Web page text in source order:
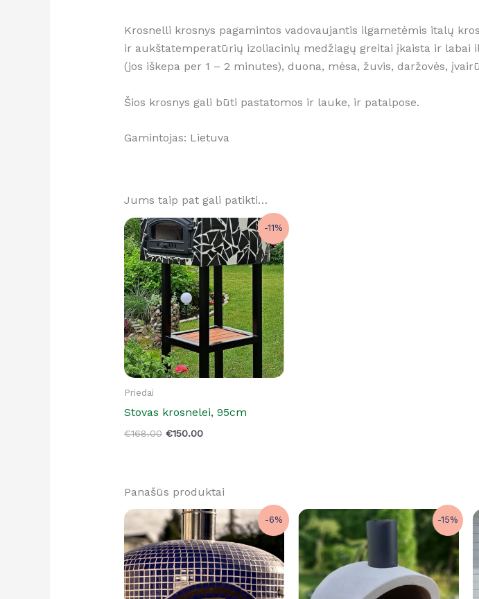
Krosnelli krosnys pagamintos vadovaujantis ilgametėmis italų
ir aukštatemperatūrių izoliacinių medžiagų greitai įkaista ir labai
(jos iškepa per 1 – 2 minutes), duona, mėsa, žuvis, daržovės,
Šios krosnys gali būti pastatomos ir lauke, ir patalpose.
Gamintojas: Lietuva
Jums taip pat gali patikti…
-11%
Priedai
Stovas krosnelei, 95cm
€168.00
Original
price
was:
€168.00.
€150.00
Current
price
is:
€150.00.
Panašūs produktai
-6%
Original
price
was:
€900.00.
Current
price
is:
€850.00.
-15%
Original
price
was:
€350.00.
Current
price
€299.00.